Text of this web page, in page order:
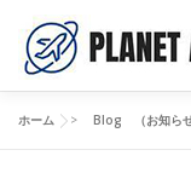
ホーム > Blog （お知らせ